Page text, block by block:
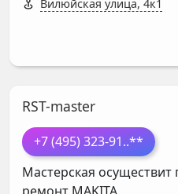
Вилюйская улица, 4к1
RST-master
+7 (495) 323-91..**
Мастерская осуществит